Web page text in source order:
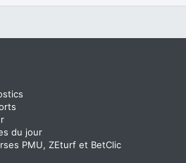
du jour
PMU, ZEturf et BetClic